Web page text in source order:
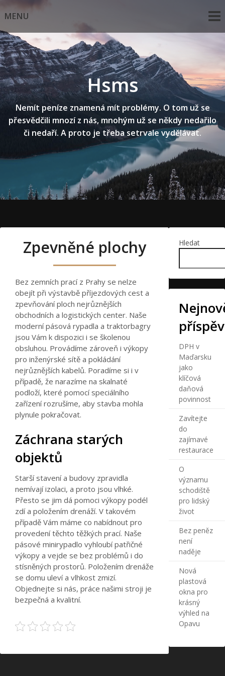
Skip
toMENU
Hsms
Nemít peníze znamená mít problémy. O tom už se
přesvědčili mnozí z nás, mnohým už se někdy nedařilo
či nedaří. A proto je třeba setrvale vydělávat.
Zpevněné plochy
Bez zemních prací z Prahy se nelze
obejít při výstavbě příjezdových cest a
zpevňování ploch nejrůznějších
obchodních a logistických center. Naše
moderní pásová rypadla a traktorbagry
jsou Vám k dispozici i se školenou
obsluhou. Provádíme zároveň i výkopy
pro inženýrské sítě a pokládání
nejrůznějších kabelů. Poradíme si i v
případě, že narazíme na skalnaté
podloží, které pomocí speciálního
zařízení rozrušíme, aby stavba mohla
plynule pokračovat.
Záchrana starých
objektů
Starší stavení a budovy zpravidla
nemívají izolaci, a proto jsou vlhké.
Přesto se jim dá pomoci výkopy podél
zdí a položením drenáží. V takovém
případě Vám máme co nabídnout pro
provedení těchto těžkých prací. Naše
pásové minirypadlo vyhloubí patřičné
výkopy a vejde se bez problémů i do
stísněných prostorů. Položením drenáže
se domu uleví a vlhkost zmizí.
Objednejte si nás, práce našimi stroji je
bezpečná a kvalitní.
Hledat
DPH v
Maďarsku
jako
klíčová
daňová
povinnost
Zavítejte
do
zajímavé
restaurace
O
významu
schodiště
pro lidský
život
Bez peněz
není
naděje
Nová
plastová
okna pro
krásný
výhled na
Opavu